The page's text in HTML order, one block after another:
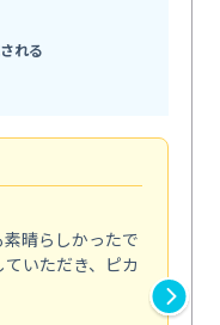
れる
晴らしかったで
いただき、ピカ